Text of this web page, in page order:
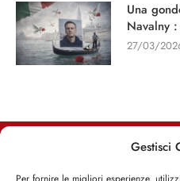
Gestisci
Una
Navalny
27/03/